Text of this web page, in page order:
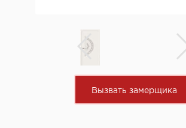
Вызвать замерщика